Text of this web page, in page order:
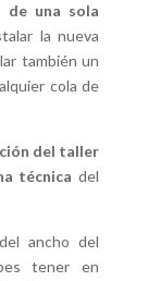
de una sola
la nueva
también un
cola de
del taller
técnicadel
ancho del
tener en